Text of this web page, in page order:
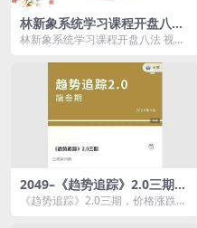
林新象系统学习课程开盘八法
视频+讲义
林新象系统学习课程开盘八法 视频
2049–《趋势追踪》2.0三期，
价格涨跌的极致转换 期货课程
《趋势追踪》2.0三期，价格涨跌的